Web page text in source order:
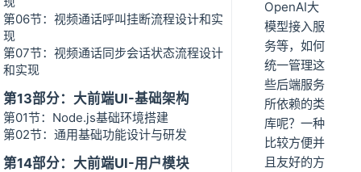
第06节：视频通话呼叫挂断流程设计和实
现
第07节：视频通话同步会话状态流程设计
和实现
第13部分：大前端UI-基础架构
第01节：Node.js基础环境搭建
第02节：通用基础功能设计与研发
第14部分：大前端UI-用户模块
OpenAI大
模型接入服
务等，如何
统一管理这
些后端服务
所依赖的类
库呢？一种
比较方便并
且友好的方